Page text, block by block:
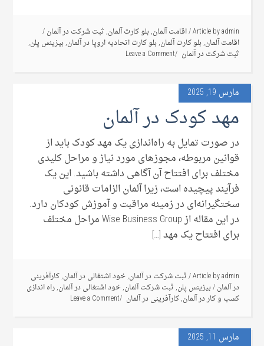
Article byadmin
/اقامت آلمان,بلو کارت آلمان,ثبت شرکت در آلمان/
اقامت آلمان,بلو کارت آلمان,بلو کارت اتحادیه اروپا در آلمان,بیزینس پلن,
ثبت شرکت در آلمان Leave a Comment
مارس 19, 2025
مهد کودک در آلمان
در صورت تمایل به راه‌اندازی یک مهد کودک باید از
قوانین مربوطه، مجوزهای مورد نیاز و مراحل کلیدی
مختلف برای افتتاح آن آگاهی داشته باشید. این یک
فرآیند پیچیده است، زیرا آلمان الزامات قانونی
سختگیرانه‌ای در زمینه مراقبت و آموزش کودکان دارد.
در این مقاله از Wise Business Group مراحل مختلف
برای افتتاح یک مهد […]
Article byadmin
/ثبت شرکت در آلمان,خود اشتغالی در آلمان,کارآفرینی
در آلمان/بیزینس پلن,ثبت شرکت آلمان,خود اشتغالی در آلمان,راه اندازی
کسب و کار در آلمان,کارآفرینی در آلمان Leave a Comment
مارس 11, 2025